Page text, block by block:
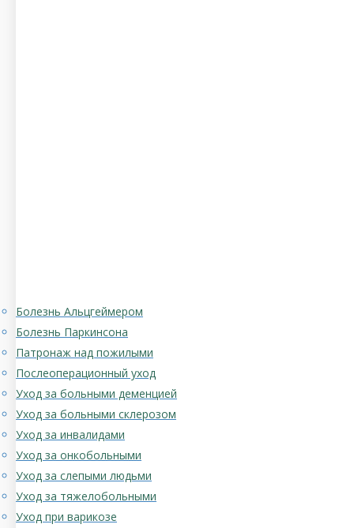
Болезнь Альцгеймером
Болезнь Паркинсона
Патронаж над пожилыми
Послеоперационный уход
Уход за больными деменцией
Уход за больными склерозом
Уход за инвалидами
Уход за онкобольными
Уход за слепыми людьми
Уход за тяжелобольными
Уход при варикозе